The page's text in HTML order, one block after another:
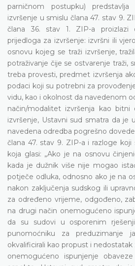
parničnom postupku)
izvršenje u smislu člana 47. stav 9.
člana 36. stav 1. ZIP-a
prijedloga za izvršenje: izvršni ili
osnovu kojeg se traži izvršenje,
potraživanje čije se ostvarenje traži,
treba provesti, predmet izvršenja
podaci koji su potrebni za
vidu, kao i okolnost da navedenom
način/modalitet izvršenja kao
izvršenje, Ustavni sud smatra da je
navedena odredba pogrešno
člana 47. stav 9. ZIP-a i razloge koji
koja glasi: „Ako je na osnovu
kada je dužnik više nije mogao
potječe odluka, odnosno ako je na
nakon zaključenja sudskog ili
za određeno vrijeme, odgođeno,
na drugi način onemogućeno
da su sudovi u osporenim
punomoćniku za preduzimanje
okvalificirali kao propust i
onemogućeno ispunjenje